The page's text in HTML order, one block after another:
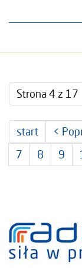
Strona 4 z 17
start <
7
8 9